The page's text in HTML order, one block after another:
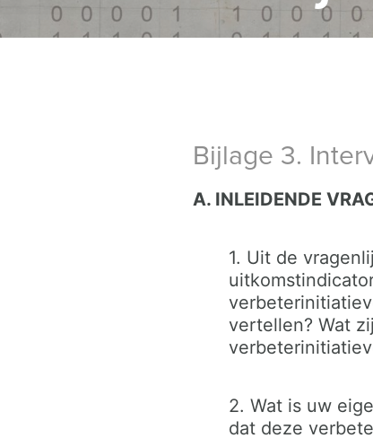
Bijlage 3.
A. INLEIDENDE
1. Uit de
vertellen? Wat
2. Wat is uw
dat deze